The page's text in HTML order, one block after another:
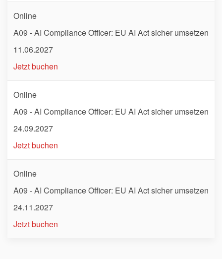
Online
A09 - AI Compliance Officer: EU AI Act sicher umsetzen
11.06.2027
Jetzt buchen
Online
A09 - AI Compliance Officer: EU AI Act sicher umsetzen
24.09.2027
Jetzt buchen
Online
A09 - AI Compliance Officer: EU AI Act sicher umsetzen
24.11.2027
Jetzt buchen